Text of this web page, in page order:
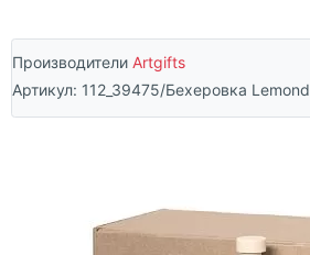
Производители Artgifts
Артикул: 112_39475/Бехеровка Lemond